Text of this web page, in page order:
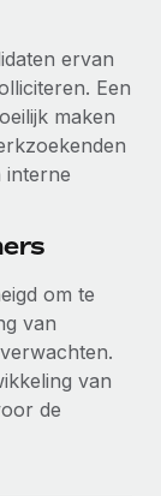
ervan
Een
maken
interne
om te
van
van
de